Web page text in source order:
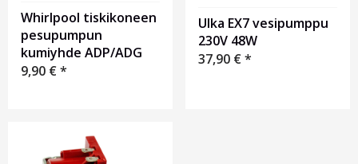
Whirlpool tiskikoneen
pesupumpun
kumiyhde ADP/ADG
9,90 €*
Ulka EX7 vesipumppu
230V 48W
37,90 €*